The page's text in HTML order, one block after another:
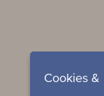
Cookies